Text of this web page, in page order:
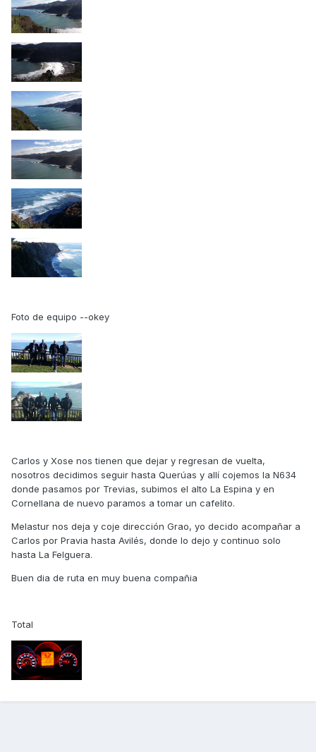
Foto de equipo --okey
Carlos y Xose nos tienen que dejar y regresan de vuelta,
nosotros decidimos seguir hasta Querúas y allí cojemos la N634
donde pasamos por Trevias, subimos el alto La Espina y en
Cornellana de nuevo paramos a tomar un cafelito.
Melastur nos deja y coje dirección Grao, yo decido acompañar a
Carlos por Pravia hasta Avilés, donde lo dejo y continuo solo
hasta La Felguera.
Buen dia de ruta en muy buena compañia
Total